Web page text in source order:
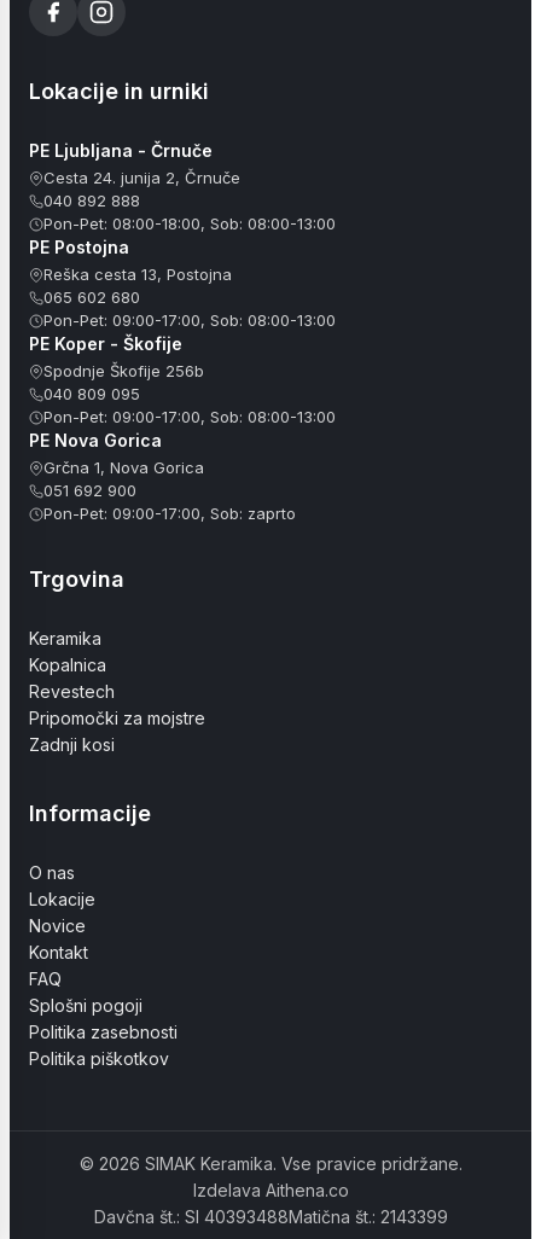
Lokacije in urniki
PE Ljubljana - Črnuče
Cesta 24. junija 2, Črnuče
040 892 888
Pon-Pet: 08:00-18:00, Sob: 08:00-13:00
PE Postojna
Reška cesta 13, Postojna
065 602 680
Pon-Pet: 09:00-17:00, Sob: 08:00-13:00
PE Koper - Škofije
Spodnje Škofije 256b
040 809 095
Pon-Pet: 09:00-17:00, Sob: 08:00-13:00
PE Nova Gorica
Grčna 1, Nova Gorica
051 692 900
Pon-Pet: 09:00-17:00, Sob: zaprto
Trgovina
Keramika
Kopalnica
Revestech
Pripomočki za mojstre
Zadnji kosi
Informacije
O nas
Lokacije
Novice
Kontakt
FAQ
Splošni pogoji
Politika zasebnosti
Politika piškotkov
© 2026 SIMAK Keramika. Vse pravice pridržane.
Izdelava Aithena.co
Davčna št.: SI 40393488Matična št.: 2143399